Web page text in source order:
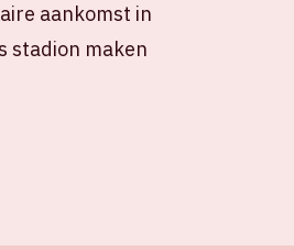
aankomst in
stadion maken